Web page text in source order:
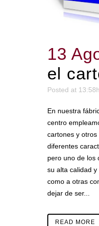
13
el
Posted at 13:58h
En nuestra
centro
cartones y
diferentes
pero uno de los
su alta calidad
como a otras
dejar de ser...
READ MORE